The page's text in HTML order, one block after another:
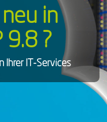
in
9.8 ?
Ihrer IT-Services